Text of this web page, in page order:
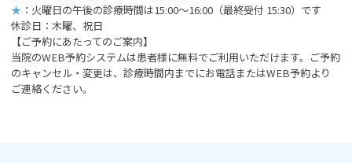
★ ：火曜日の午後の診療時間は15:00～16:00 （最終受付 15:30）です
休診日：木曜、祝日
【ご予約にあたってのご案内】
当院のWEB予約システムは患者様に無料でご利用いただけます。ご予約
のキャンセル・変更は、診療時間内までにお電話またはWEB予約より
ご連絡ください。